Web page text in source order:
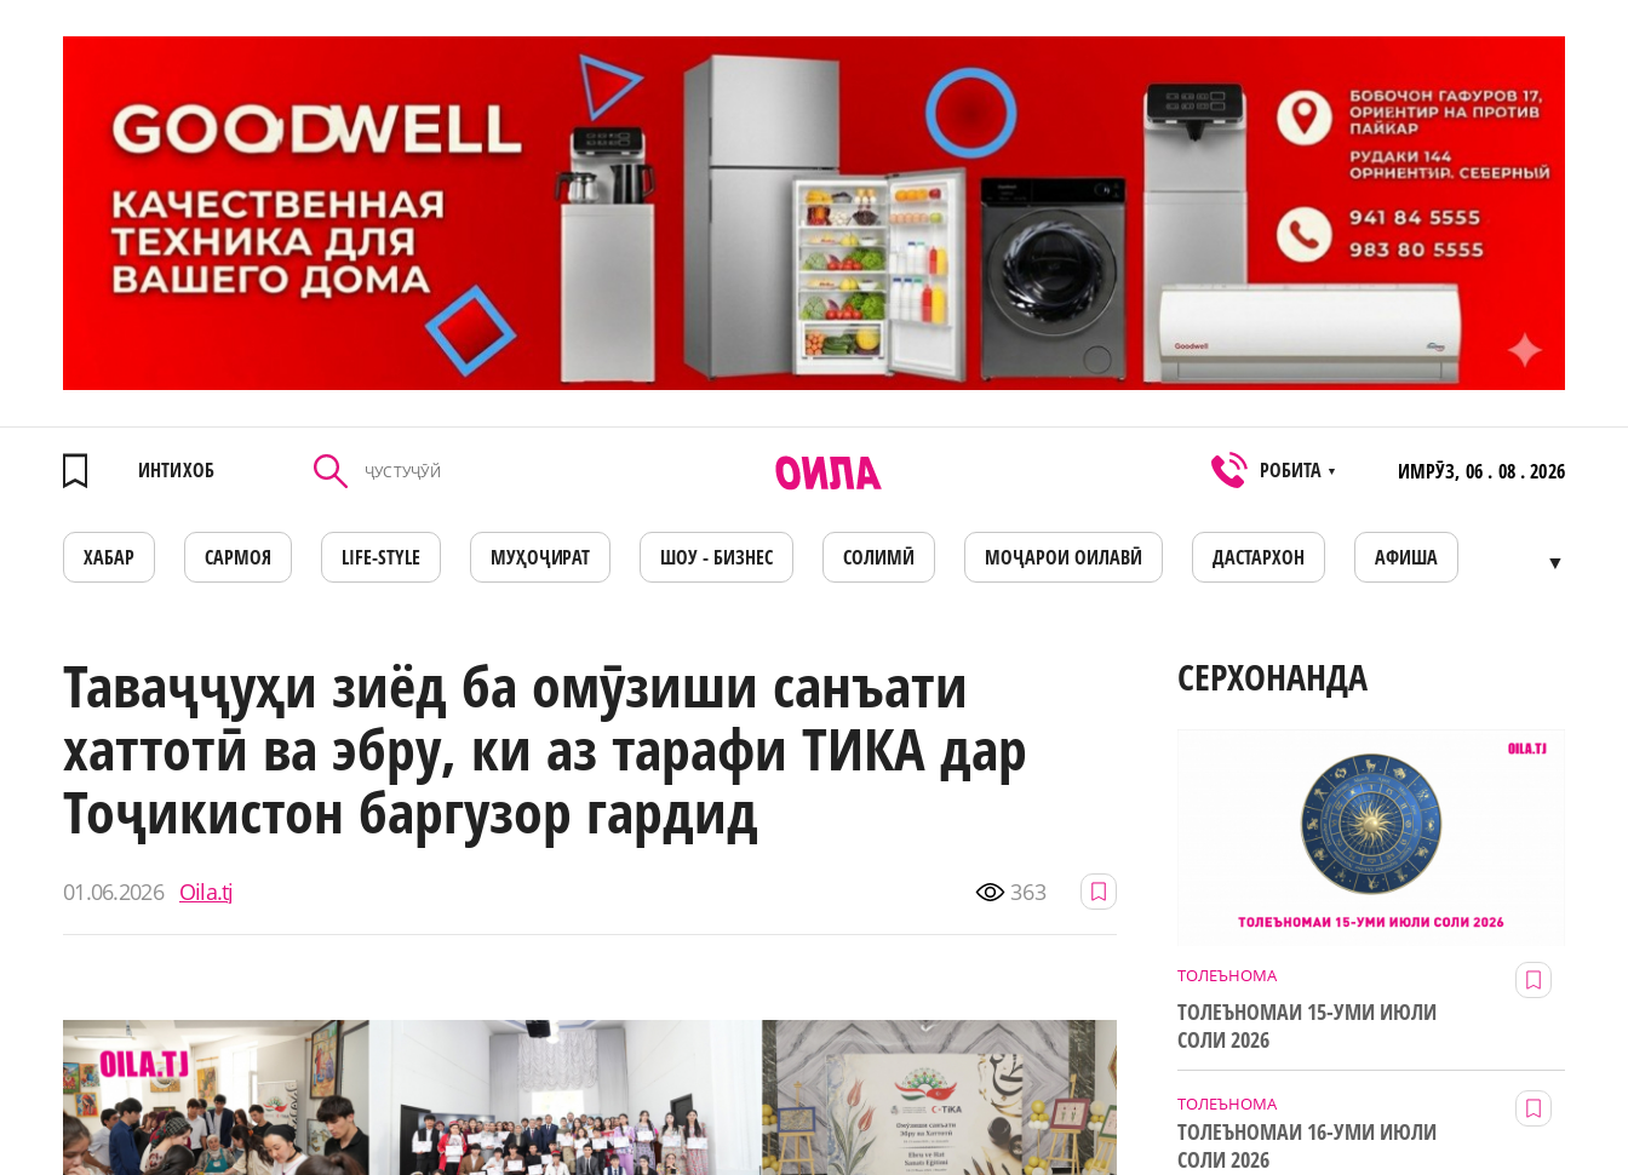
ИНТИХОБ РОБИТА ▼ ИМРӮЗ, 06 . 08 . 2026
ХАБАР САРМОЯ LIFE-STYLE МУҲОҶИРАТ ШОУ - БИЗНЕС СОЛИМӢ МОҶАРОИ ОИЛАВӢ ДАСТАРХОН АФИША ▼
Таваҷҷуҳи зиёд ба омӯзиши санъати
хаттотӣ ва эбру, ки аз тарафи ТИКА дар
Тоҷикистон баргузор гардид
01.06.2026 Oila.tj 363
СЕРХОНАНДА
ТОЛЕЪНОМА
ТОЛЕЪНОМАИ 15-УМИ ИЮЛИ
СОЛИ 2026
ТОЛЕЪНОМА
ТОЛЕЪНОМАИ 16-УМИ ИЮЛИ
СОЛИ 2026